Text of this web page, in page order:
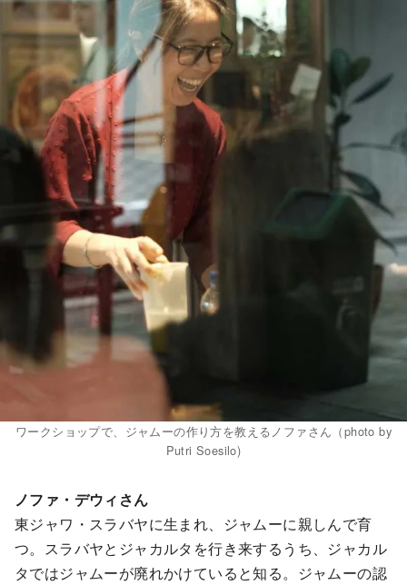
ワークショップで、ジャムーの作り方を教えるノファさん（photo by
Putri Soesilo)
ノファ・デウィさん
東ジャワ・スラバヤに生まれ、ジャムーに親しんで育
つ。スラバヤとジャカルタを行き来するうち、ジャカル
タではジャムーが廃れかけていると知る。ジャムーの認